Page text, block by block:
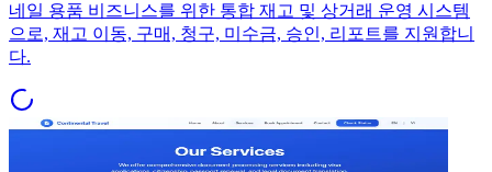
네일 용품 비즈니스를 위한 통합 재고 및 상거래 운영 시스템
으로, 재고 이동, 구매, 청구, 미수금, 승인, 리포트를 지원합니
다.